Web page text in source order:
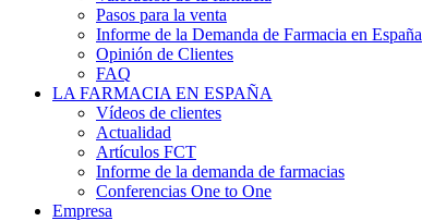
Pasos para la venta
Informe de la Demanda de Farmacia en España
Opinión de Clientes
FAQ
LA FARMACIA EN ESPAÑA
Vídeos de clientes
Actualidad
Artículos FCT
Informe de la demanda de farmacias
Conferencias One to One
Empresa